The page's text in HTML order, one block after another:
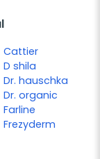
Cattier
D shila
Dr. hauschka
Dr. organic
Farline
Frezyderm